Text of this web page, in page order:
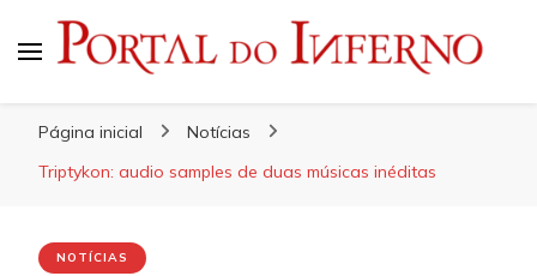
Página inicial
Notícias
Triptykon: audio samples de duas músicas inéditas
NOTÍCIAS